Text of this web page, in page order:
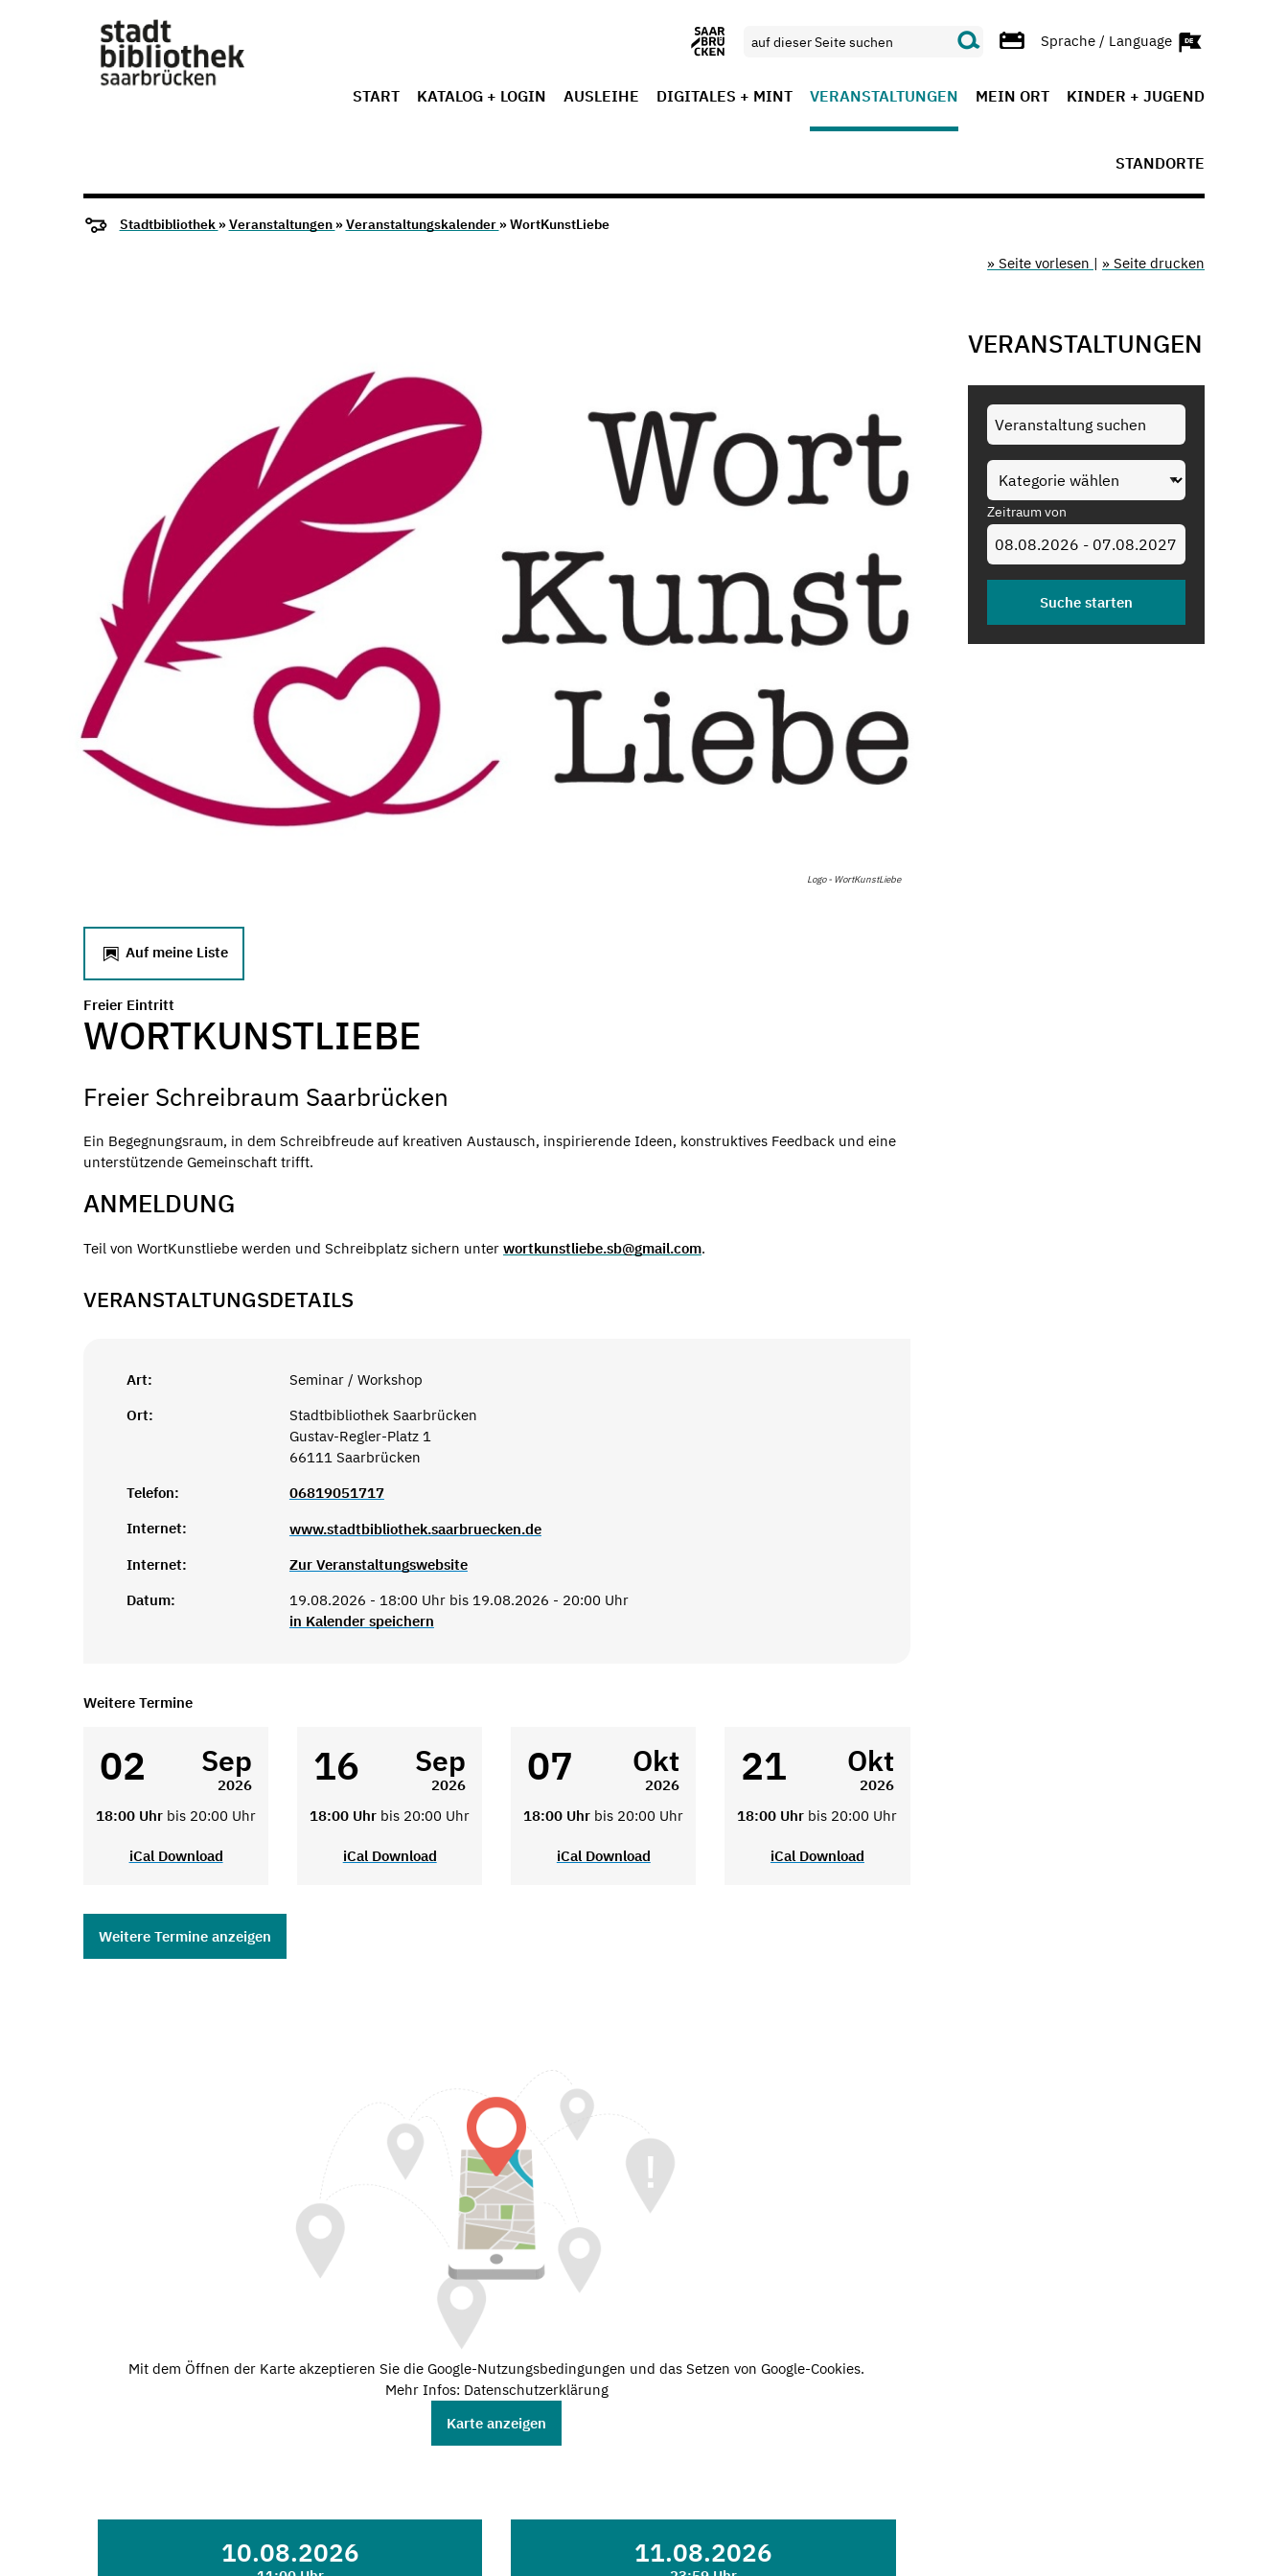
Sprache / Language
START KATALOG + LOGIN AUSLEIHE DIGITALES + MINT VERANSTALTUNGEN MEIN ORT KINDER + JUGEND
STANDORTE
Stadtbibliothek »Veranstaltungen »Veranstaltungskalender » WortKunstLiebe
» Seite vorlesen | » Seite drucken
Logo - WortKunstLiebe
Auf meine Liste
Freier Eintritt
WORTKUNSTLIEBE
Freier Schreibraum Saarbrücken
Ein Begegnungsraum, in dem Schreibfreude auf kreativen Austausch, inspirierende Ideen, konstruktives Feedback und eine
unterstützende Gemeinschaft trifft.
ANMELDUNG
Teil von WortKunstliebe werden und Schreibplatz sichern unter wortkunstliebe.sb@gmail.com.
VERANSTALTUNGSDETAILS
Art:
Seminar / Workshop
Ort:
Stadtbibliothek Saarbrücken
Gustav-Regler-Platz 1
66111 Saarbrücken
Telefon:
06819051717
Internet:
www.stadtbibliothek.saarbruecken.de
Internet:
Zur Veranstaltungswebsite
Datum:
19.08.2026 - 18:00 Uhr bis 19.08.2026 - 20:00 Uhr
in Kalender speichern
Weitere Termine
02 Sep
2026
18:00 Uhr bis 20:00 Uhr
iCal Download
16 Sep
2026
18:00 Uhr bis 20:00 Uhr
iCal Download
07 Okt
2026
18:00 Uhr bis 20:00 Uhr
iCal Download
21 Okt
2026
18:00 Uhr bis 20:00 Uhr
iCal Download
Weitere Termine anzeigen
Mit dem Öffnen der Karte akzeptieren Sie die Google-Nutzungsbedingungen und das Setzen von Google-Cookies.
Mehr Infos: Datenschutzerklärung
Karte anzeigen
10.08.2026 11.08.2026
VERANSTALTUNGEN
Zeitraum von